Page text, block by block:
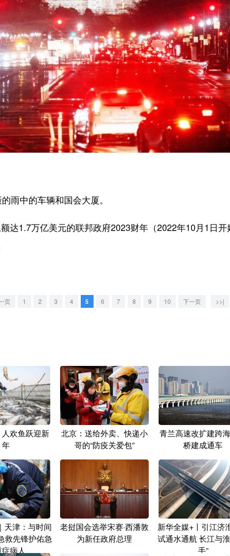
中的车辆和国会大厦。
1.7万亿美元的联邦政府2023财年（2022年10月1日开
页 1 2 3 4 5 6 7 8 9 10 下一页 >>|
欢鱼跃迎新
年
北京：送给外卖、快递小
哥的“防疫关爱包”
青兰高速改扩建跨
桥建成通车
天津：与时间
救先锋护佑急
病人
老挝国会选举宋赛·西潘敦
为新任政府总理
新华全媒+丨引江济
试通水通航 长江与
手”